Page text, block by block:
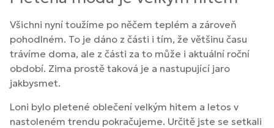
Všichni nyní toužíme po něčem teplém a zároveň
pohodlném. To je dáno z části i tím, že většinu času
trávíme doma, ale z části za to může i aktuální roční
období. Zima prostě taková je a nastupující jaro
jakbysmet.
Loni bylo pletené oblečení velkým hitem a letos v
nastoleném trendu pokračujeme. Určitě jste se setkali